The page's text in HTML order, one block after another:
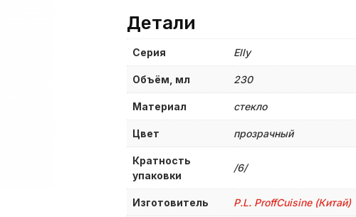
Детали
Серия Elly
Объём, мл 230
Материал стекло
Цвет прозрачный
Кратность
упаковки
/6/
Изготовитель P.L. ProffСuisine (Китай)